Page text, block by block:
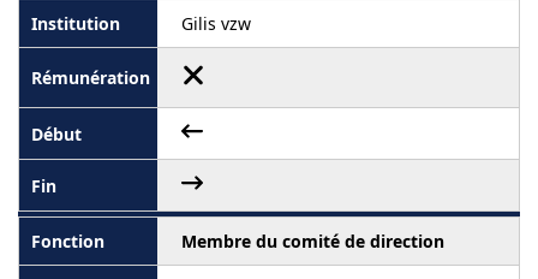
Gilis vzw
Membre du comité de direction